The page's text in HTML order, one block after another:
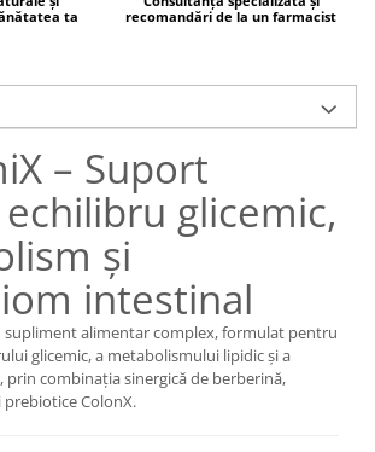
ta
recomandări de la un farmacist
– Suport
glicemic,
și
intestinal
supliment alimentar complex, formulat pentru
glicemic, a metabolismului lipidic și a
prin combinația sinergică de berberină,
ColonX.